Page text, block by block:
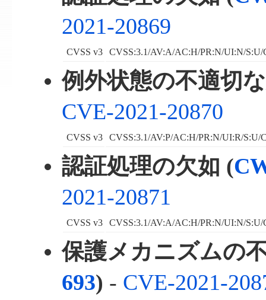
2021-20869
CVSS v3 CVSS:3.1/AV:A/AC:H/PR:N/UI:N/
例外状態の不適切
CVE-2021-20870
CVSS v3 CVSS:3.1/AV:P/AC:H/PR:N/UI:R/S:U/
認証処理の欠如 (
2021-20871
CVSS v3 CVSS:3.1/AV:A/AC:H/PR:N/UI:N/
保護メカニズムの
693) - CVE-2021-